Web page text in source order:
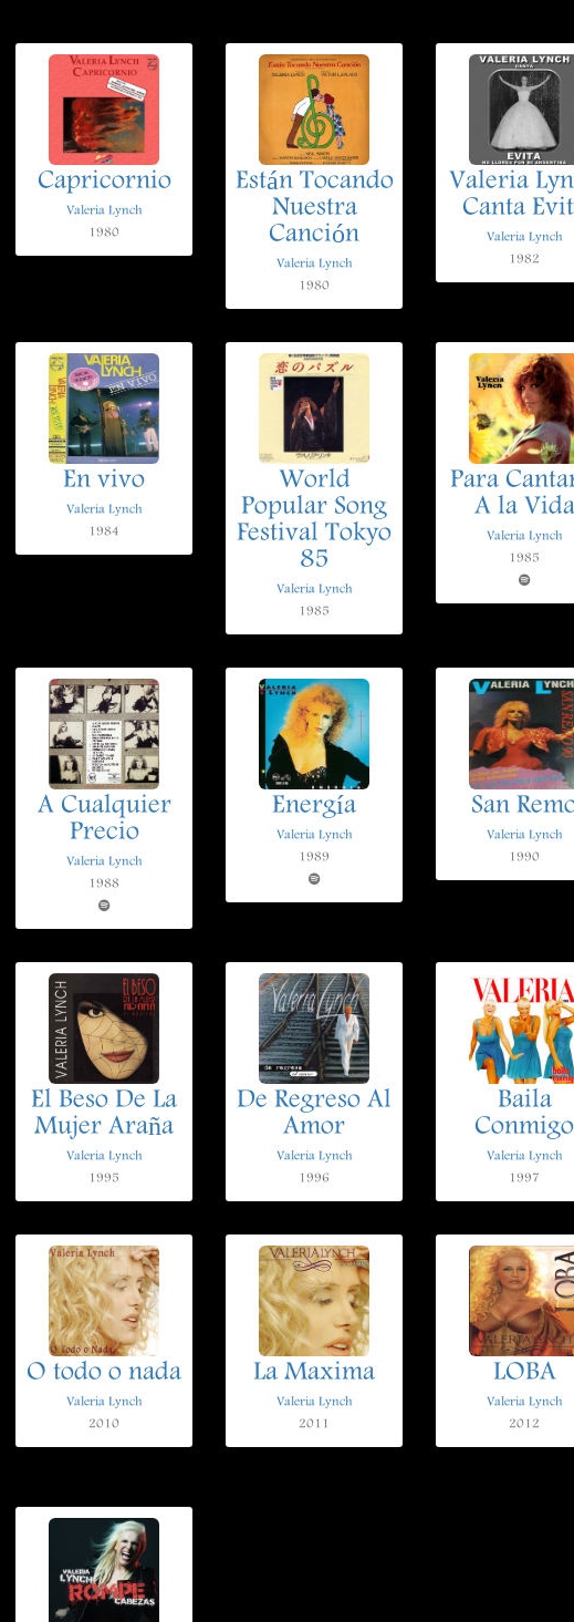
Capricornio
Valeria Lynch
1980
Están Tocando
Nuestra
Canción
Valeria Lynch
1980
Valeria
Canta
Valeria Lynch
1982
En vivo
Valeria Lynch
1984
World
Popular Song
Festival Tokyo
85
Valeria Lynch
1985
Para
A la Vida
Valeria Lynch
1985
A Cualquier
Precio
Valeria Lynch
1988
Energía
Valeria Lynch
1989
San
Valeria Lynch
1990
El Beso De La
Mujer Araña
Valeria Lynch
1995
De Regreso Al
Amor
Valeria Lynch
1996
Baila
Conmigo
Valeria Lynch
1997
O todo o nada
Valeria Lynch
2010
La Maxima
Valeria Lynch
2011
LOBA
Valeria Lynch
2012